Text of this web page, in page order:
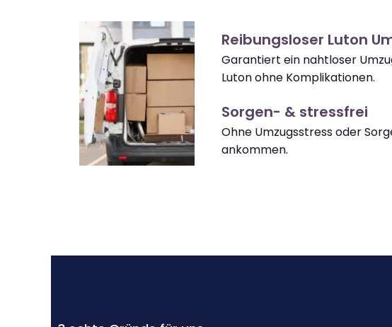
Reibungsloser Luton
Garantiert ein nahtloser
Luton ohne Komplikationen.
Sorgen- & stressfrei
Ohne Umzugsstress oder
ankommen.